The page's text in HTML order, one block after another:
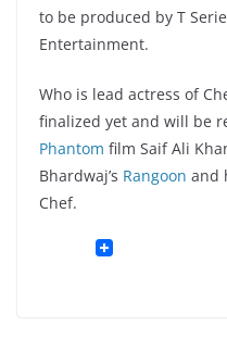
to be produced by T
Entertainment.
Who is lead actress of
finalized yet and will be
Phantom film Saif Ali
Bhardwaj’s Rangoon and
Chef.